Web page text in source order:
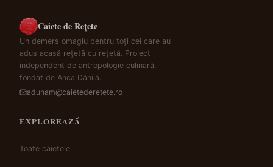
Caiete de Rețete
Un demers omagiu pentru toți cei care au
adus acasă rețetă cu rețetă. Proiect
independent de antropologie culinară,
fondat de Anca Dănilă.
adunam@caietederetete.ro
EXPLOREAZĂ
Toate caietele